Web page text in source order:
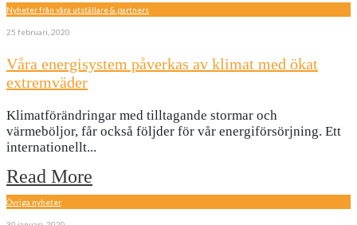
Nyheter från våra utställare & partners
25 februari, 2020
Våra energisystem påverkas av klimat med ökat
extremväder
Klimatförändringar med tilltagande stormar och
värmeböljor, får också följder för vår energiförsörjning. Ett
internationellt...
Read More
Övriga nyheter